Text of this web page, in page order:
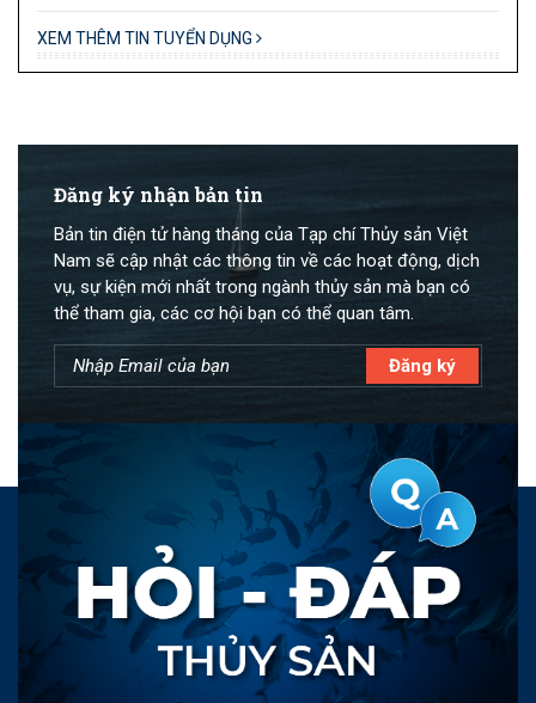
XEM THÊM TIN TUYỂN DỤNG
Đăng ký nhận bản tin
Bản tin điện tử hàng tháng của Tạp chí Thủy sản Việt
Nam sẽ cập nhật các thông tin về các hoạt động, dịch
vụ, sự kiện mới nhất trong ngành thủy sản mà bạn có
thể tham gia, các cơ hội bạn có thể quan tâm.